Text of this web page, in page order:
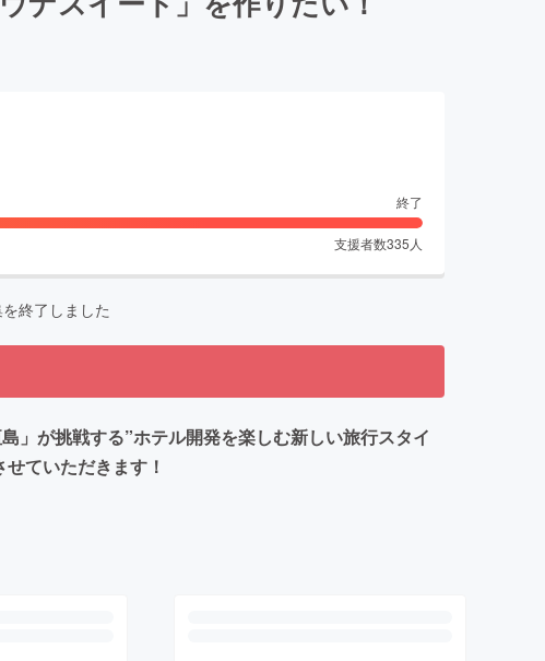
終了
支援者数335 人
終了しました
」が挑戦する”ホテル開発を楽しむ新しい旅行スタイ
ていただきます！